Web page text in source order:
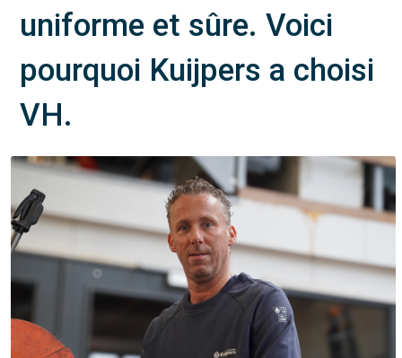
uniforme et sûre. Voici
pourquoi Kuijpers a choisi
VH.